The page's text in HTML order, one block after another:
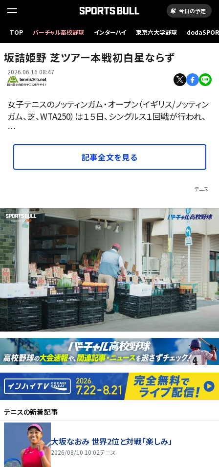
今日の予定
TOP バーチャル高校野球 インターハイ 東京六大学野球
坂詰姫野 芝ツアー本戦初白星ならず
2026.06.16 08:47
女子テニスのノッティンガム・オープン（イギリス/ノッティン
ガム、芝、WTA250）は１５日、シングルス１回戦が行われ、
…
記事全文を見る
テニス
テニスの新着記事
大坂なおみ 世界2位と対戦「楽しみ」
2026/08/10 10:02テニス